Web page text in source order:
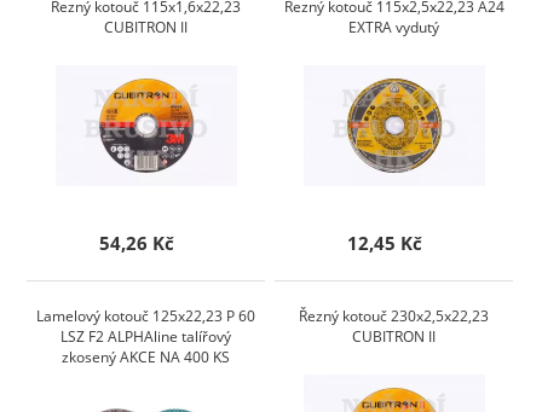
Řezný kotouč 115x1,6x22,23
CUBITRON II
54,26 Kč
Řezný kotouč 115x2,5x22,23 A24
EXTRA vydutý
12,45 Kč
Lamelový kotouč 125x22,23 P 60
LSZ F2 ALPHAline talířový
zkosený AKCE NA 400 KS
Řezný kotouč 230x2,5x22,23
CUBITRON II